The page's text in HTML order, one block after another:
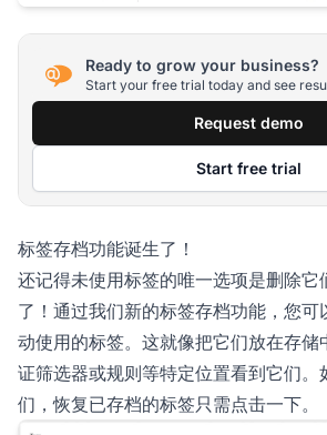
Ready to grow your business?
Start your free trial today and see
Request demo
Start free trial
标签存档功能诞生了！
还记得未使用标签的唯一选项是删除它
了！通过我们新的标签存档功能，您可
动使用的标签。这就像把它们放在存储
证筛选器或规则等特定位置看到它们。
们，恢复已存档的标签只需点击一下。